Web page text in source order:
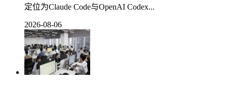
定位为Claude Code与OpenAI Codex...
2026-08-06